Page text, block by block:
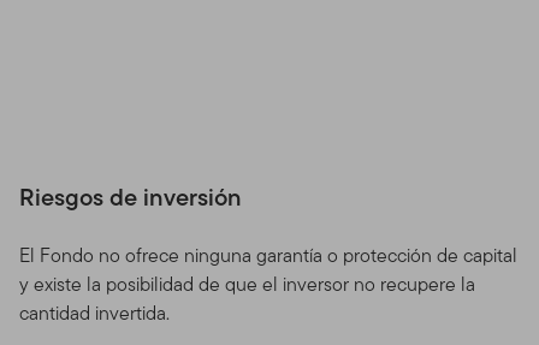
Riesgos de inversión
El Fondo no ofrece ninguna garantía o protección de capital
y existe la posibilidad de que el inversor no recupere la
cantidad invertida.